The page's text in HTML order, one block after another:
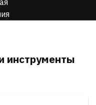
инструменты